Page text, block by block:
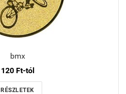
bmx
120 Ft-tól
RÉSZLETEK